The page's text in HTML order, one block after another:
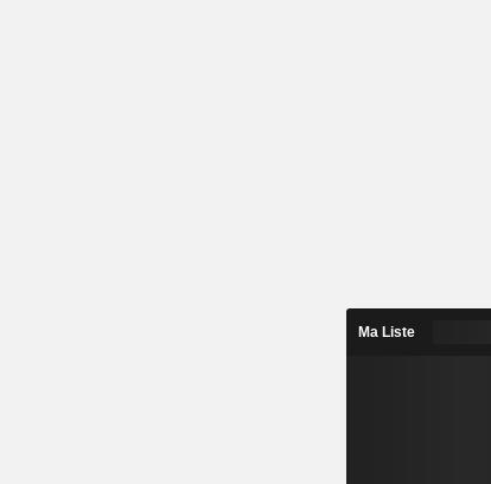
Ma Liste